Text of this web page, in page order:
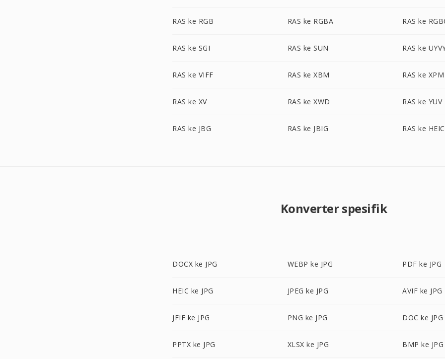
RAS ke RGB RAS ke RGBA RAS ke
RAS ke SGI RAS ke SUN RAS ke
RAS ke VIFF RAS ke XBM RAS ke XPM
RAS ke XV RAS ke XWD RAS ke YUV
RAS ke JBG RAS ke JBIG RAS ke HEIC
Konverter spesifik
DOCX ke JPG WEBP ke JPG PDF ke JPG
HEIC ke JPG JPEG ke JPG AVIF ke JPG
JFIF ke JPG PNG ke JPG DOC ke JPG
PPTX ke JPG XLSX ke JPG BMP ke JPG